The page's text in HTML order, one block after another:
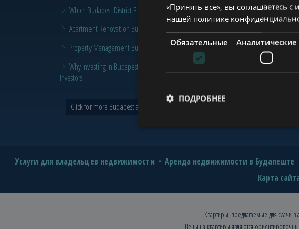
Which Budapest District Fits Which Property Investor in 2026?
Apartment Renovation Budapest: How to Plan a Smarter Renovation for Value and
Property Management Budapest: When Does It Make Sense to Hire a Professional?
Why Investing in Budapest Real Estate is a Smart Move in 2026: A Comprehensive Guide
Investors
Click for more Budapest and Tower news >
Услуги для владельцев недвижимости Аренда недвижимости в Будапеште
Карта
Квартиры, предлагаемые для сдачи в
Цены на квартиры являются
«Принять все», вы соглашаетесь
нашей политике
Обязательные Аналитические
ПОДРОБНЕЕ